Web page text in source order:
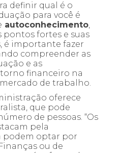
definir qual é o
para você é
autoconhecimento,
pontos fortes e suas
é importante fazer
compreender as
e as
financeiro na
de trabalho.
oferece
que pode
de pessoas. “Os
pela
podem optar por
ou de